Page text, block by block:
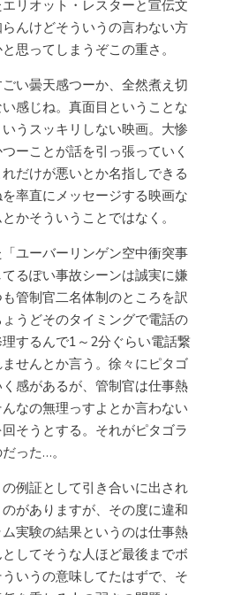
エリオット・レスターと宣伝文
んけどそういうの言わない方
思ってしまうぞこの重さ。
い曇天感つーか、全然煮え切
感じね。真面目ということな
うスッキリしない映画。大惨
ーことが話を引っ張っていく
だけが悪いとか名指しできる
率直にメッセージする映画な
かそういうことではなく。
ユーバーリンゲン空中衝突事
るぽい事故シーンは誠実に嫌
管制官二名体制のところを訳
うどそのタイミングで電話の
するんで1～2分ぐらい電話繋
せんとか言う。徐々にピタゴ
感があるが、管制官は仕事熱
なの無理っすよとか言わない
そうとする。それがピタゴラ
った…。
例証として引き合いに出され
がありますが、その度に違和
実験の結果というのは仕事熱
してそうな人ほど最後までボ
いうの意味してたはずで、そ